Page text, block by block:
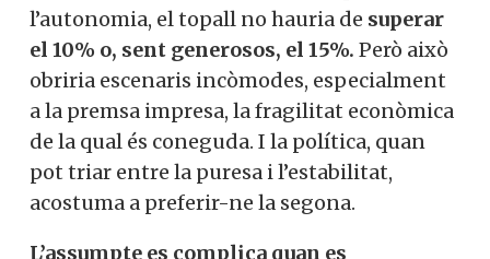
contra un 35% seria com discutir una
herència. Hi ha silencis que s’expliquen
sols.
Si la voluntat fos veritablement preservar
l’autonomia, el topall no hauria de superar
el 10% o, sent generosos, el 15%.